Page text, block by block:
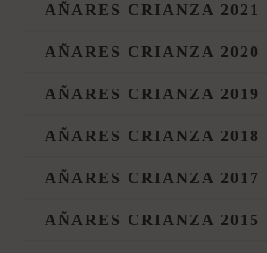
AÑARES CRIANZA 2021
AÑARES CRIANZA 2020
AÑARES CRIANZA 2019
AÑARES CRIANZA 2018
AÑARES CRIANZA 2017
AÑARES CRIANZA 2015